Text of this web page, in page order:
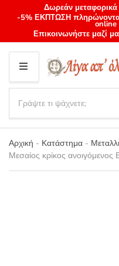
Δωρεάν
-5% ΕΚΠΤΩΣΗ
online
Επικοινωνήστε μαζί
M
E
N
U
Category
name
a
r
c
h
p
Αρχική - Κατάστημα -
Μεσαίος κρίκος ανοιγόμενος